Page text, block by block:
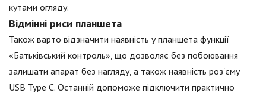
кутами огляду.
Відмінні риси планшета
Також варто відзначити наявність у планшета функції
«Батьківський контроль», що дозволяє без побоювання
залишати апарат без нагляду, а також наявність роз'єму
USB Type С. Останній допоможе підключити практично